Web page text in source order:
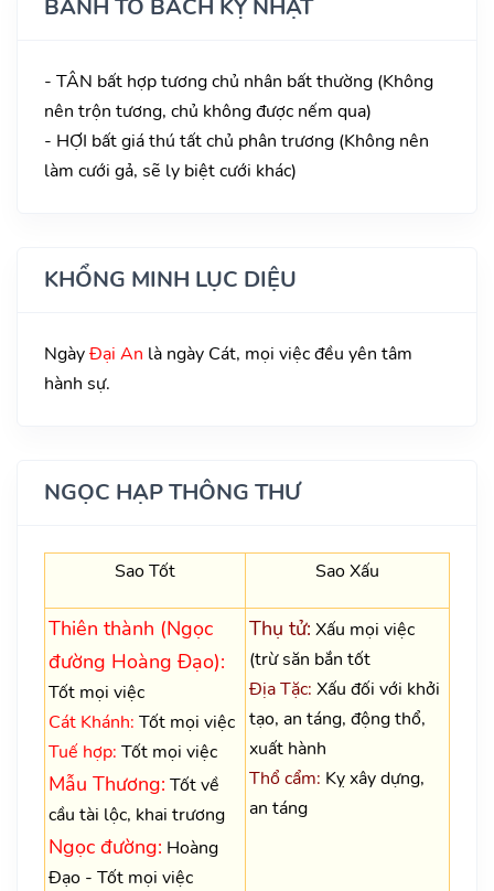
BÀNH TỔ BÁCH KỴ NHẬT
- TÂN bất hợp tương chủ nhân bất thường (Không
nên trộn tương, chủ không được nếm qua)
- HỢI bất giá thú tất chủ phân trương (Không nên
làm cưới gả, sẽ ly biệt cưới khác)
KHỔNG MINH LỤC DIỆU
NgàyĐại An là ngày Cát, mọi việc đều yên tâm
hành sự.
NGỌC HẠP THÔNG THƯ
Sao Tốt Sao Xấu
Thiên thành (Ngọc
đường Hoàng Đạo):
Tốt mọi việc
Cát Khánh: Tốt mọi việc
Tuế hợp: Tốt mọi việc
Mẫu Thương: Tốt về
cầu tài lộc, khai trương
Ngọc đường: Hoàng
Đạo - Tốt mọi việc
Thụ tử: Xấu mọi việc
(trừ săn bắn tốt
Địa Tặc: Xấu đối với khởi
tạo, an táng, động thổ,
xuất hành
Thổ cẩm: Kỵ xây dựng,
an táng